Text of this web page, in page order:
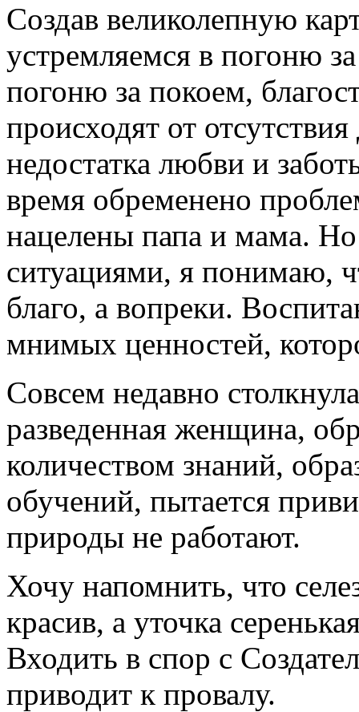
Создав великолепную
устремляемся в погоню
погоню за покоем,
происходят от
недостатка любви и
время обременено
нацелены папа и мама. Но
ситуациями, я понимаю,
благо, а вопреки.
мнимых ценностей,
Совсем недавно
разведенная женщина,
количеством знаний,
обучений, пытается
природы не работают.
Хочу напомнить, что
красив, а уточка
Входить в спор с
приводит к провалу.